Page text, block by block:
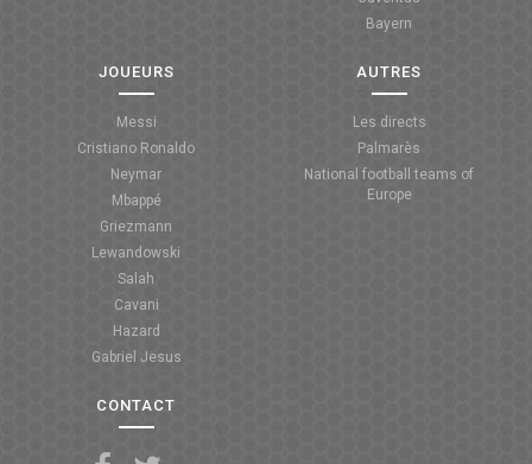
Bayern
JOUEURS
Messi
Cristiano Ronaldo
Neymar
Mbappé
Griezmann
Lewandowski
Salah
Cavani
Hazard
Gabriel Jesus
AUTRES
Les directs
Palmarès
National football teams of
Europe
CONTACT